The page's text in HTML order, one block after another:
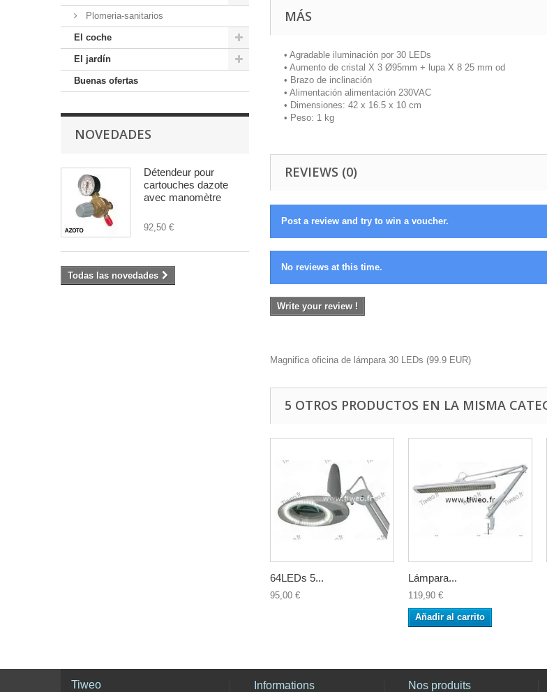
Plomeria-sanitarios
El coche
El jardín
Buenas ofertas
NOVEDADES
Détendeur pour
cartouches dazote
avec manomètre
92,50 €
Todas las novedades
MÁS
• Agradable iluminación por 30 LEDs
• Aumento de cristal X 3 Ø95mm + lupa X 8 25 mm od
• Brazo de inclinación
• Alimentación alimentación 230VAC
• Dimensiones: 42 x 16.5 x 10 cm
• Peso: 1 kg
REVIEWS (0)
Post a review and try to win a voucher.
No reviews at this time.
Write your review !
Magnifica oficina de lámpara 30 LEDs (99.9 EUR)
5 OTROS PRODUCTOS EN LA MISMA
64LEDs 5...
95,00 €
Lámpara...
119,90 €
Añadir al carrito
Tiweo Informations Nos produits